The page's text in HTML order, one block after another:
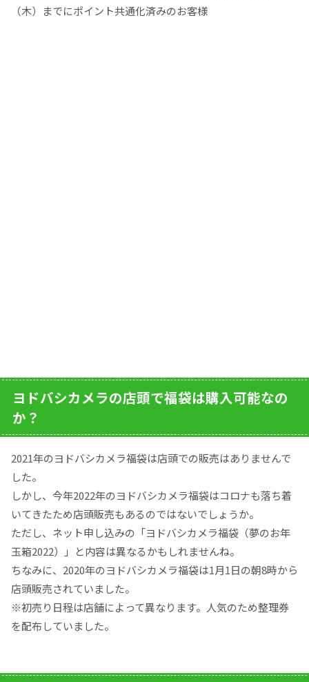
（木）までにポイント共通化済みのお客様
ヨドバシカメラの店頭で福袋は購入可能なの
か？
2021年のヨドバシカメラ福袋は店頭での販売はありませんで
した。
しかし、今年2022年のヨドバシカメラ福袋はコロナも落ち着
いてきたため店頭販売もあるのではないでしょうか。
ただし、ネット申し込みの「ヨドバシカメラ福袋（夢のお年
玉箱2022）」と内容は異なるかもしれませんね。
ちなみに、2020年のヨドバシカメラ福袋は1月1日の朝8時から
店頭販売されていました。
※初売り日程は店舗によって異なります。人気のため整理券
を配布していました。